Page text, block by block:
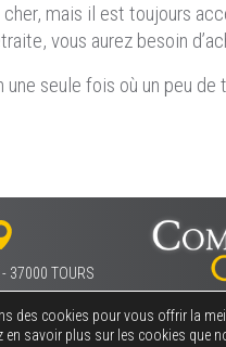
mais il est toujours
vous aurez besoin
seule fois où un peu
37000 TOURS
© 2026 Comptoir d’Achat Or et
des cookies pour vous offrir la
en savoir plus sur les cookies que